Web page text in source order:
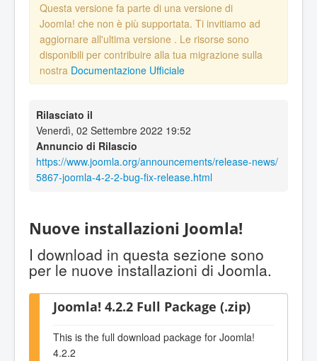
Questa versione fa parte di una versione di
Joomla! che non è più supportata. Ti invitiamo ad
aggiornare all'ultima versione . Le risorse sono
disponibili per contribuire alla tua migrazione sulla
nostra Documentazione Ufficiale
Rilasciato il
Venerdì, 02 Settembre 2022 19:52
Annuncio di Rilascio
https://www.joomla.org/announcements/release-news/
5867-joomla-4-2-2-bug-fix-release.html
Nuove installazioni Joomla!
I download in questa sezione sono
per le nuove installazioni di Joomla.
Joomla! 4.2.2 Full Package (.zip)
This is the full download package for Joomla!
4.2.2